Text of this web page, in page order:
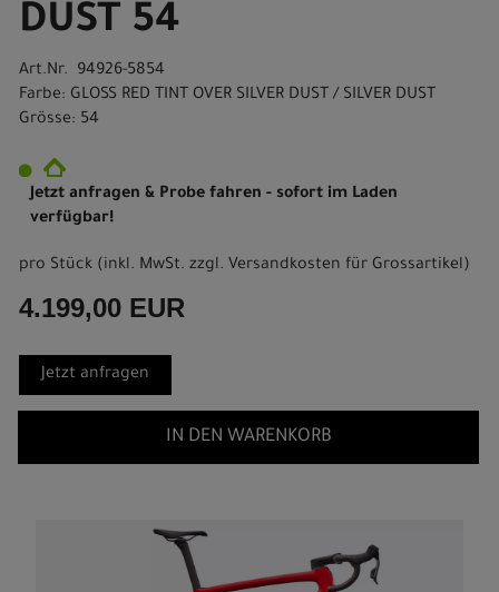
DUST 54
Art.Nr. 94926-5854
Farbe: GLOSS RED TINT OVER SILVER DUST / SILVER DUST
Grösse: 54
Jetzt anfragen & Probe fahren - sofort im Laden
verfügbar!
pro Stück (inkl. MwSt. zzgl. Versandkosten für Grossartikel)
4.199,00 EUR
Jetzt anfragen
IN DEN WARENKORB